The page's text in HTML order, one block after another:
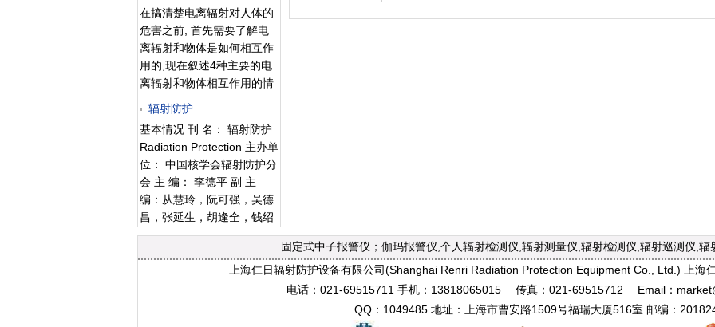
孙凤春 编辑部E-mail：
YNXB@chinajournal.net.cn
语种： 英文 开本： 大16开
创刊年：1978
在搞清楚电离辐射对人体的
危害之前, 首先需要了解电
离辐射和物体是如何相互作
用的,现在叙述4种主要的电
离辐射和物体相互作用的情
况, 即α粒子, β粒子,γ射线(包
括X射线)和中子.α粒子 α粒
子是带2个单位正电荷, 质量
数为4的氦原子核,是个带电
的粒子, 一般由质量较重的
放射性原子核发射,能量为不
连续的, 能量通常为4~9
Mev. α粒子通过物质时, 能
电离和激发. 在射线和物质
相互作用时, 电离也是其他
辐射防护
基本情况 刊 名： 辐射防护
Radiation Protection 主办单
位： 中国核学会辐射防护分
会 主 编： 李德平 副 主
编：从慧玲，阮可强，吴德
昌，张延生，胡逢全，钱绍
钧，潘自强，魏履新
固定式中子报警仪；伽玛报警仪,个人辐射检测仪,辐射测量仪,辐射检测仪,辐射巡测仪,辐
上海仁日辐射防护设备有限公司(Shanghai Renri Radiation Protection Equipment Co., Ltd.) 上海
电话：021-69515711 手机：13818065015 传真：021-69515712 Email：
QQ：1049485 地址：上海市曹安路1509号福瑞大厦516室 邮编：